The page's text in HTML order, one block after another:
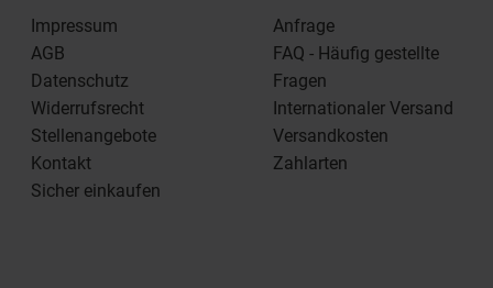
Impressum
AGB
Datenschutz
Widerrufsrecht
Stellenangebote
Kontakt
Sicher einkaufen
Anfrage
FAQ - Häufig gestellte
Fragen
Internationaler Versand
Versandkosten
Zahlarten